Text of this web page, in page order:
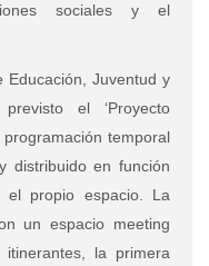
sociales y el
Educación, Juventud y
el ‘Proyecto
programación temporal
distribuido en función
propio espacio. La
un espacio meeting
la primera